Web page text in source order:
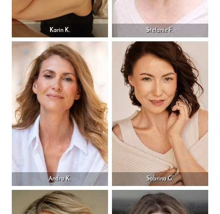
Karin K. Stefanie F.
Andra K. Sabrina G.